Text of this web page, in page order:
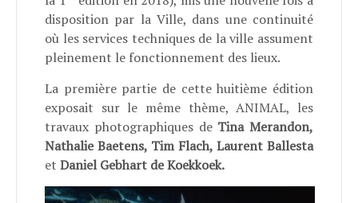
disposition par la Ville, dans une continuité
où les services techniques de la ville assument
pleinement le fonctionnement des lieux.
La première partie de cette huitième édition
exposait sur le même thème, ANIMAL, les
travaux photographiques de Tina Merandon,
Nathalie Baetens, Tim Flach, Laurent Ballesta
et Daniel Gebhart de Koekkoek.